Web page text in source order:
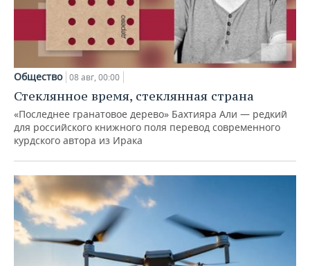
Общество 08 авг, 00:00
Стеклянное время, стеклянная страна
«Последнее гранатовое дерево» Бахтияра Али — редкий
для российского книжного поля перевод современного
курдского автора из Ирака